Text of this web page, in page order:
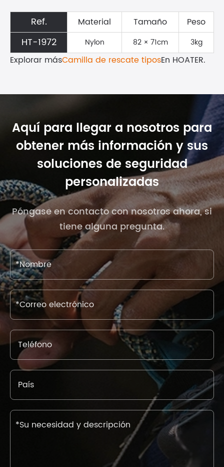
Ref. Material Tamaño Peso
HT-1972 Nylon 82 × 71cm 3kg
Explorar másCamilla de rescate tiposEn HOATER.
Aquí para llegar a nosotros para
obtener más información y sus
soluciones de seguridad
personalizadas
Póngase en contacto con nosotros ahora, si
tiene alguna pregunta.